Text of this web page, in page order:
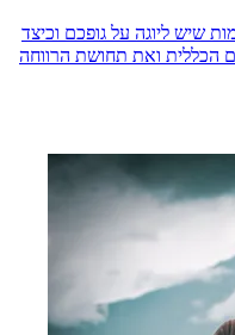
שיש ליוגה על גופכם וכיצד
הכללית ואת תחושת הרווחה